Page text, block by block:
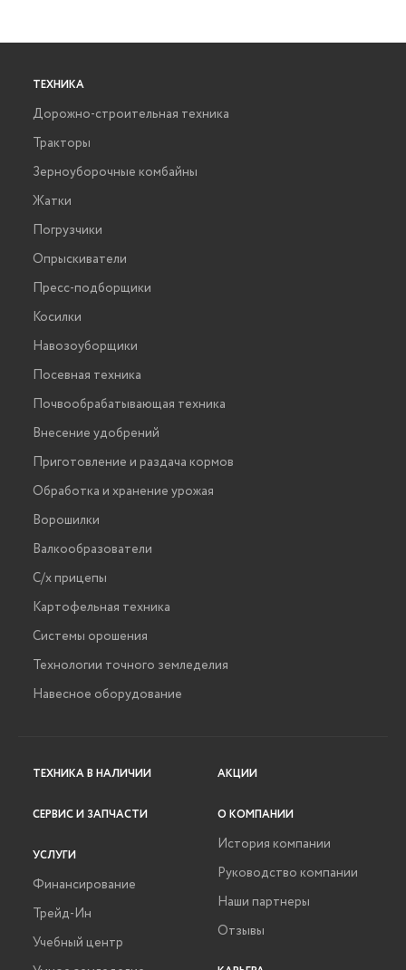
ТЕХНИКА
Дорожно-строительная техника
Тракторы
Зерноуборочные комбайны
Жатки
Погрузчики
Опрыскиватели
Пресс-подборщики
Косилки
Навозоуборщики
Посевная техника
Почвообрабатывающая техника
Внесение удобрений
Приготовление и раздача кормов
Обработка и хранение урожая
Ворошилки
Валкообразователи
С/х прицепы
Картофельная техника
Системы орошения
Технологии точного земледелия
Навесное оборудование
ТЕХНИКА В НАЛИЧИИ
СЕРВИС И ЗАПЧАСТИ
УСЛУГИ
Финансирование
Трейд-Ин
Учебный центр
АКЦИИ
О КОМПАНИИ
История компании
Руководство компании
Наши партнеры
Отзывы